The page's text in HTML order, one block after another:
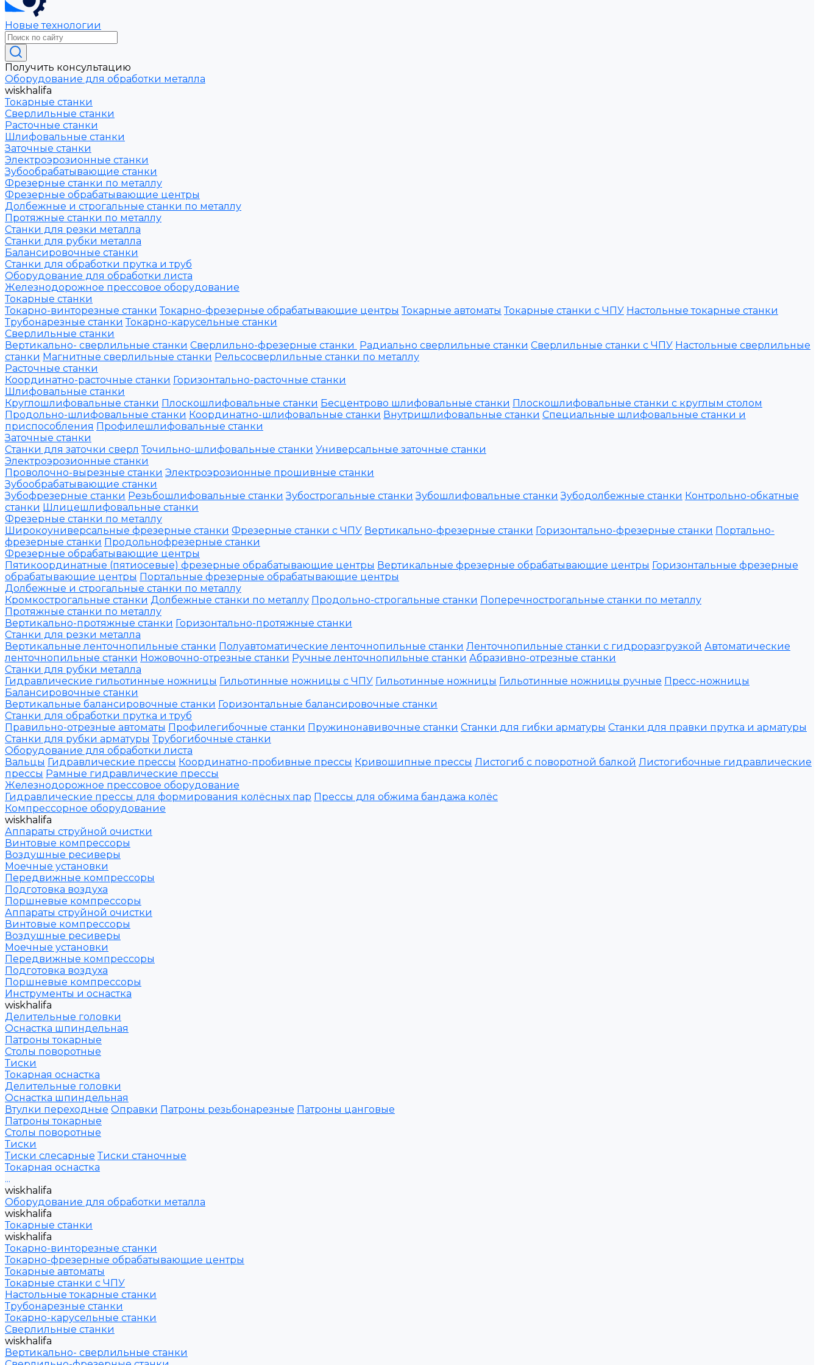
Новые технологии
Получить консультацию
Оборудование для обработки металла
wiskhalifa
Токарные станки
Сверлильные станки
Расточные станки
Шлифовальные станки
Заточные станки
Электроэрозионные станки
Зубообрабатывающие станки
Фрезерные станки по металлу
Фрезерные обрабатывающие центры
Долбежные и строгальные станки по металлу
Протяжные станки по металлу
Станки для резки металла
Станки для рубки металла
Балансировочные станки
Станки для обработки прутка и труб
Оборудование для обработки листа
Железнодорожное прессовое оборудование
Токарные станки
Токарно-винторезные станки Токарно-фрезерные обрабатывающие центры Токарные автоматы Токарные станки с ЧПУ Настольные токарные станки
Трубонарезные станки Токарно-карусельные станки
Сверлильные станки
Вертикально- сверлильные станки Сверлильно-фрезерные станки Радиально сверлильные станки Сверлильные станки с ЧПУ Настольные сверлильные
станки Магнитные сверлильные станки Рельсосверлильные станки по металлу
Расточные станки
Координатно-расточные станки Горизонтально-расточные станки
Шлифовальные станки
Круглошлифовальные станки Плоскошлифовальные станки Бесцентрово шлифовальные станки Плоскошлифовальные станки с круглым столом
Продольно-шлифовальные станки Координатно-шлифовальные станки Внутришлифовальные станки Специальные шлифовальные станки и
приспособления Профилешлифовальные станки
Заточные станки
Станки для заточки сверл Точильно-шлифовальные станки Универсальные заточные станки
Электроэрозионные станки
Проволочно-вырезные станки Электроэрозионные прошивные станки
Зубообрабатывающие станки
Зубофрезерные станки Резьбошлифовальные станки Зубострогальные станки Зубошлифовальные станки Зубодолбежные станки Контрольно-обкатные
станки Шлицешлифовальные станки
Фрезерные станки по металлу
Широкоуниверсальные фрезерные станки Фрезерные станки с ЧПУ Вертикально-фрезерные станки Горизонтально-фрезерные станки Портально-
фрезерные станки Продольнофрезерные станки
Фрезерные обрабатывающие центры
Пятикоординатные (пятиосевые) фрезерные обрабатывающие центры Вертикальные фрезерные обрабатывающие центры Горизонтальные фрезерные
обрабатывающие центры Портальные фрезерные обрабатывающие центры
Долбежные и строгальные станки по металлу
Кромкострогальные станки Долбежные станки по металлу Продольно-строгальные станки Поперечнострогальные станки по металлу
Протяжные станки по металлу
Вертикально-протяжные станки Горизонтально-протяжные станки
Станки для резки металла
Вертикальные ленточнопильные станки Полуавтоматические ленточнопильные станки Ленточнопильные станки с гидроразгрузкой Автоматические
ленточнопильные станки Ножовочно-отрезные станки Ручные ленточнопильные станки Абразивно-отрезные станки
Станки для рубки металла
Гидравлические гильотинные ножницы Гильотинные ножницы с ЧПУ Гильотинные ножницы Гильотинные ножницы ручные Пресс-ножницы
Балансировочные станки
Вертикальные балансировочные станки Горизонтальные балансировочные станки
Станки для обработки прутка и труб
Правильно-отрезные автоматы Профилегибочные станки Пружинонавивочные станки Станки для гибки арматуры Станки для правки прутка и арматуры
Станки для рубки арматуры Трубогибочные станки
Оборудование для обработки листа
Вальцы Гидравлические прессы Координатно-пробивные прессы Кривошипные прессы Листогиб с поворотной балкой Листогибочные гидравлические
прессы Рамные гидравлические прессы
Железнодорожное прессовое оборудование
Гидравлические прессы для формирования колёсных пар Прессы для обжима бандажа колёс
Компрессорное оборудование
wiskhalifa
Аппараты струйной очистки
Винтовые компрессоры
Воздушные ресиверы
Моечные установки
Передвижные компрессоры
Подготовка воздуха
Поршневые компрессоры
Аппараты струйной очистки
Винтовые компрессоры
Воздушные ресиверы
Моечные установки
Передвижные компрессоры
Подготовка воздуха
Поршневые компрессоры
Инструменты и оснастка
wiskhalifa
Делительные головки
Оснастка шпиндельная
Патроны токарные
Столы поворотные
Тиски
Токарная оснастка
Делительные головки
Оснастка шпиндельная
Втулки переходные Оправки Патроны резьбонарезные Патроны цанговые
Патроны токарные
Столы поворотные
Тиски
Тиски слесарные Тиски станочные
Токарная оснастка
...
wiskhalifa
Оборудование для обработки металла
wiskhalifa
Токарные станки
wiskhalifa
Токарно-винторезные станки
Токарно-фрезерные обрабатывающие центры
Токарные автоматы
Токарные станки с ЧПУ
Настольные токарные станки
Трубонарезные станки
Токарно-карусельные станки
Сверлильные станки
wiskhalifa
Вертикально- сверлильные станки